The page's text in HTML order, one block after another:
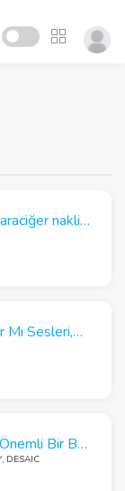
Anestezist gözüyle karaciğer nakli planlanan hasta
Orada Sesimi Duyan Var Mı Sesleri, Dışarıda Sirenler, İçimizde Sürekli Depremler Olmaktaydı:Covid-19 Pandemisi Sırasında Gerçekleşen 2020 Ege Denizi Depreminde Üniversitemize Başvuran Depremzedelerde Klinik Deneyimlerimiz
Hasta Kanı Yönetiminin Önemli Bir Basmağı Preoperatif Anemi
DESAIC